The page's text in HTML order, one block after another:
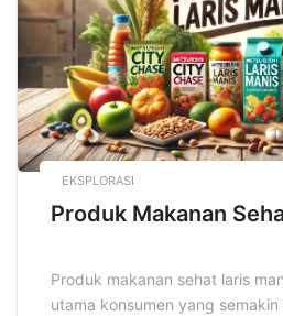
EKSPLORASI
Produk Makanan
Produk makanan sehat laris
utama konsumen yang